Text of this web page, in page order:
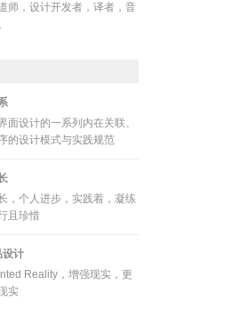
师，设计开发者，译者，音
面设计的一系列内在关联、
的设计模式与实践规范
，个人进步，实践着，凝练
且珍惜
设计
Reality，增强现实，更
实